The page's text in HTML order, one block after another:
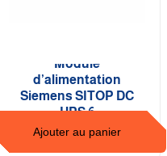
Module
d’alimentation
Siemens SITOP DC
UPS 6
Ajouter au panier